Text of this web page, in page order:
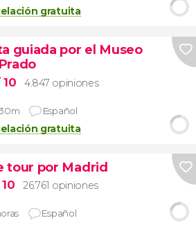
gratuita
guiada por el Museo
10 4.847 opiniones
Español
gratuita
tour por Madrid
26.761 opiniones
Español